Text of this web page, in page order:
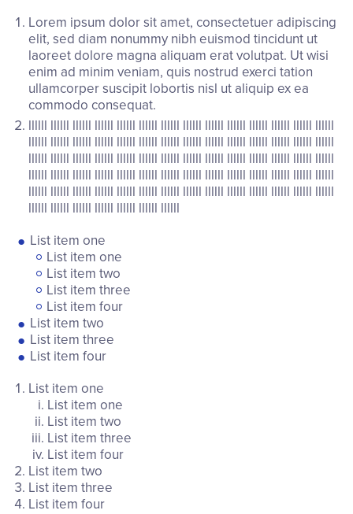
Lorem ipsum dolor sit amet, consectetuer adipiscing
elit, sed diam nonummy nibh euismod tincidunt ut
laoreet dolore magna aliquam erat volutpat. Ut wisi
enim ad minim veniam, quis nostrud exerci tation
ullamcorper suscipit lobortis nisl ut aliquip ex ea
commodo consequat.
llllll llllll llllll llllll llllll llllll llllll llllll llllll llllll llllll llllll llllll llllll
llllll llllll llllll llllll llllll llllll llllll llllll llllll llllll llllll llllll llllll llllll
llllll llllll llllll llllll llllll llllll llllll llllll llllll llllll llllll llllll llllll llllll
llllll llllll llllll llllll llllll llllll llllll llllll llllll llllll llllll llllll llllll llllll
llllll llllll llllll llllll llllll llllll llllll llllll llllll llllll llllll llllll llllll llllll
llllll llllll llllll llllll llllll llllll llllll
List item one
List item one
List item two
List item three
List item four
List item two
List item three
List item four
List item one
List item one
List item two
List item three
List item four
List item two
List item three
List item four